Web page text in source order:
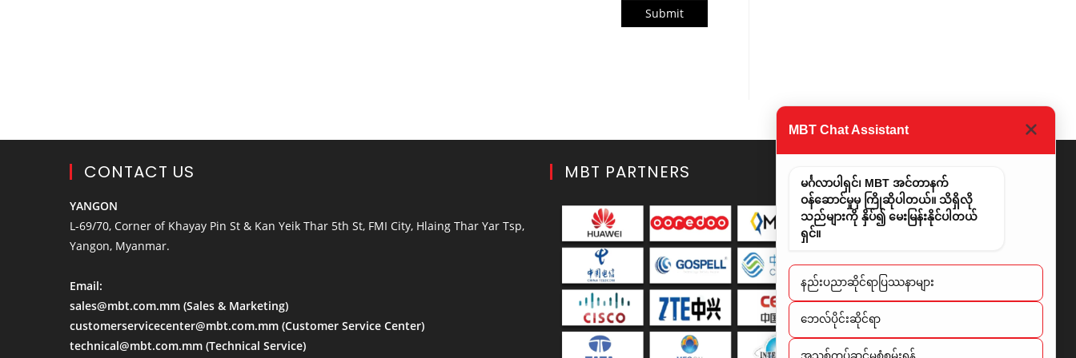
Submit
CONTACT US
YANGON
L-69/70, Corner of Khayay Pin St & Kan Yeik Thar 5th St, FMI City, Hlaing Thar Yar Tsp,
Yangon, Myanmar.
Email:
sales@mbt.com.mm (Sales & Marketing)
customerservicecenter@mbt.com.mm (Customer Service Center)
technical@mbt.com.mm (Technical Service)
MBT PARTNERS
MBT Chat Assistant
မင်္ဂလာပါရှင်၊ MBT အင်တာနက်
ဝန်ဆောင်မှုမှ ကြိုဆိုပါတယ်။ သိရှိလို
သည်များကို နှိပ်၍ မေးမြန်းနိုင်ပါတယ်
ရှင်။
နည်းပညာဆိုင်ရာပြဿနာများ
​ဘေလ်ပိုင်းဆိုင်ရာ